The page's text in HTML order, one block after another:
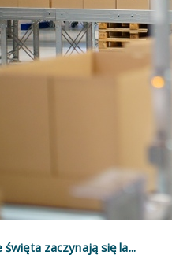
zaczynają się la...